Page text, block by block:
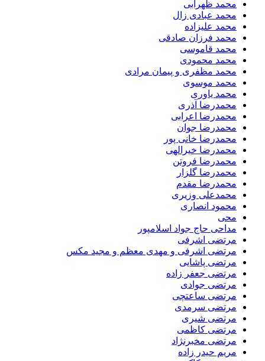
محمد ظهرابی
محمد عبادی زال
محمد علیزاده
محمد فرزان صادقی
محمد قاموسی
محمد محمودی
محمد مظفری و پیمان مرادی
محمد موسوی
محمد یاوری
محمدرضا آذری
محمدرضا اعرابی
محمدرضا جوان
محمدرضا خانی پور
محمدرضا خیرالهی
محمدرضا فروتن
محمدرضا گلزار
محمدرضا مقدم
محمدعلی وزیری
محمود انصاری
محی
مداحی حاج جواد اسلامپور
مرتضی اشرفی
مرتضی اشرفی و مهدی معظم و مجید مکس
مرتضی پاشایی
مرتضی جعفر زاده
مرتضی جوادی
مرتضی ساعتچی
مرتضی سرمدی
مرتضی شیری
مرتضی کاظمی
مرتضی مخبرنژاد
مریم حیدر زاده